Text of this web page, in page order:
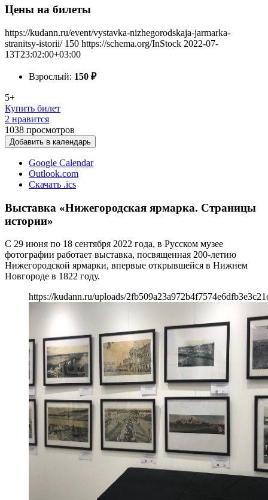
Цены на билеты
https://kudann.ru/event/vystavka-nizhegorodskaja-jarmarka-
stranitsy-istorii/ 150 https://schema.org/InStock 2022-07-
13T23:02:00+03:00
Взрослый: 150 ₽
5+
Купить билет
2 нравится
1038 просмотров
Добавить в календарь
Google Calendar
Outlook.com
Скачать .ics
Выставка «Нижегородская ярмарка. Страницы
истории»
С 29 июня по 18 сентября 2022 года, в Русском музее
фотографии работает выставка, посвященная 200-летию
Нижегородской ярмарки, впервые открывшейся в Нижнем
Новгороде в 1822 году.
https://kudann.ru/uploads/